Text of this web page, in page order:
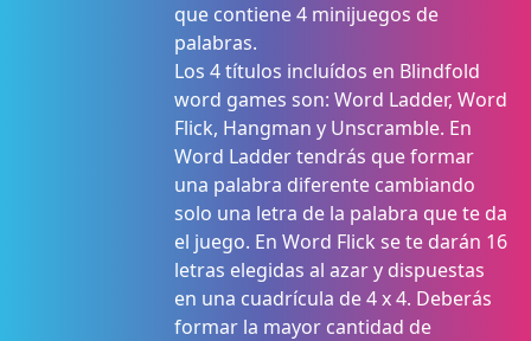
que contiene 4 minijuegos de
palabras.
Los 4 títulos incluídos en Blindfold
word games son: Word Ladder, Word
Flick, Hangman y Unscramble. En
Word Ladder tendrás que formar
una palabra diferente cambiando
solo una letra de la palabra que te da
el juego. En Word Flick se te darán 16
letras elegidas al azar y dispuestas
en una cuadrícula de 4 x 4. Deberás
formar la mayor cantidad de